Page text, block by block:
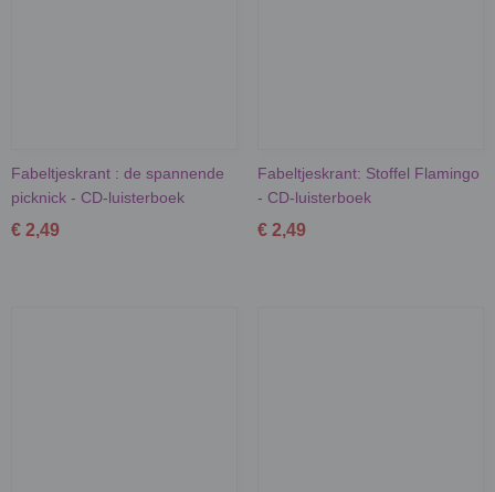
Fabeltjeskrant : de spannende
picknick - CD-luisterboek
€ 2,49
Fabeltjeskrant: Stoffel Flamingo
- CD-luisterboek
€ 2,49